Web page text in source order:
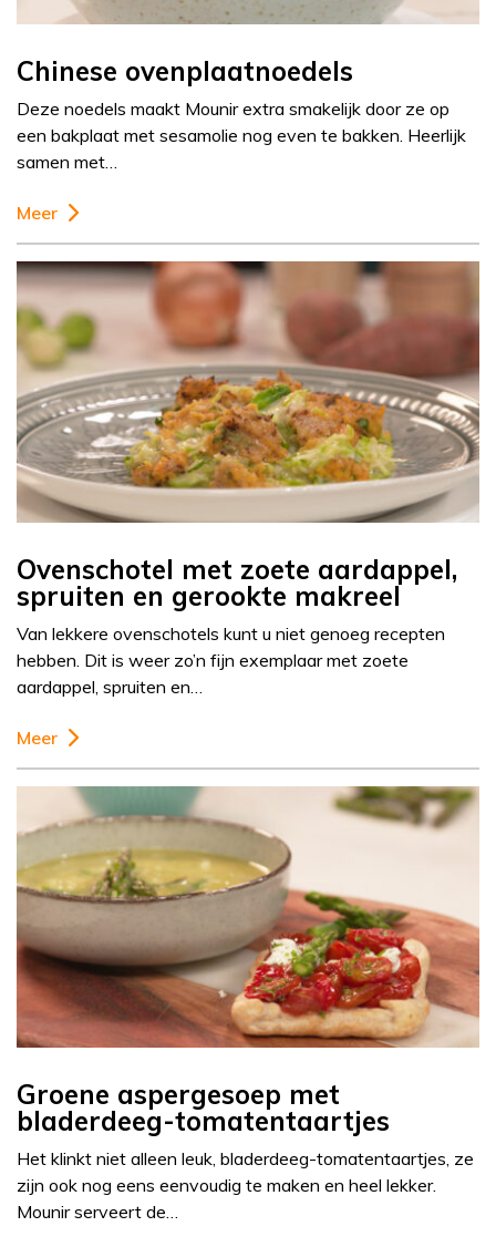
Chinese ovenplaatnoedels
Deze noedels maakt Mounir extra smakelijk door ze op
een bakplaat met sesamolie nog even te bakken. Heerlijk
samen met…
Meer
Ovenschotel met zoete aardappel,
spruiten en gerookte makreel
Van lekkere ovenschotels kunt u niet genoeg recepten
hebben. Dit is weer zo’n fijn exemplaar met zoete
aardappel, spruiten en…
Meer
Groene aspergesoep met
bladerdeeg-tomatentaartjes
Het klinkt niet alleen leuk, bladerdeeg-tomatentaartjes, ze
zijn ook nog eens eenvoudig te maken en heel lekker.
Mounir serveert de…